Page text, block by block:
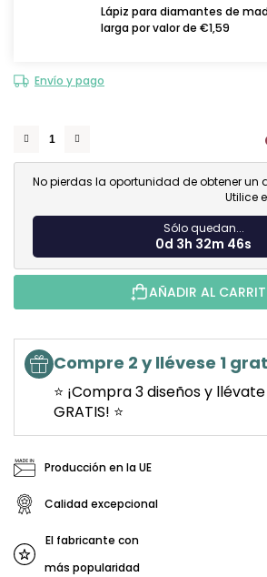
Lápiz para diamantes de
larga por valor de €1,59
Envío y pago
No pierdas la oportunidad de obtener un
Utilice
Sólo quedan...
0d 3h 32m 45s
AÑADIR AL
Compre 2 y llévese 1
⭐ ¡Compra 3 diseños y
GRATIS! ⭐
Producción en la UE
Calidad excepcional
El fabricante con
más popularidad